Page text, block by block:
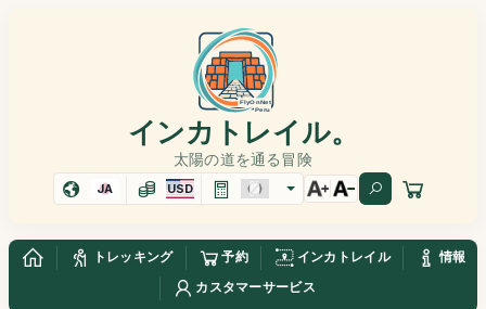
インカトレイル。
太陽の道を通る冒険
JA USD
トレッキング 予約 インカトレイル
情報
カスタマーサービス